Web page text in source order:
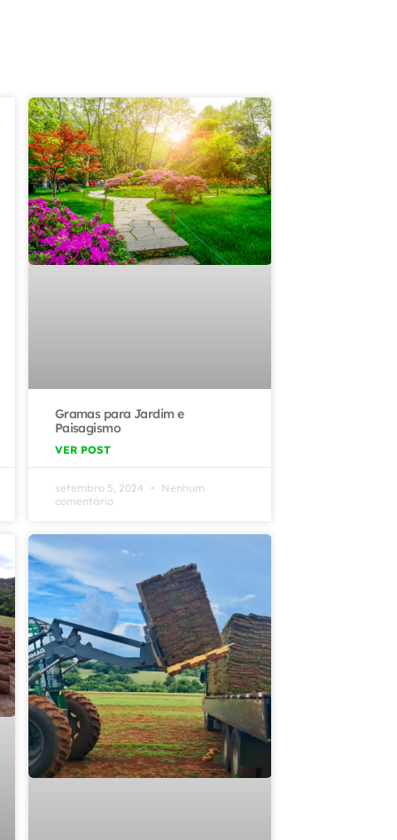
Gramas para Jardim e
Paisagismo
VER POST
setembro 5, 2024
Nenhum
comentário